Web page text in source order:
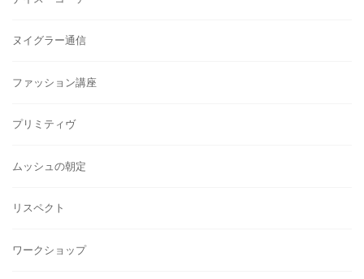
ヌイグラー通信
ファッション講座
プリミティヴ
ムッシュの朝定
リスペクト
ワークショップ